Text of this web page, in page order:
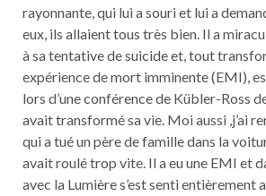
rayonnante, qui lui a souri et lui a
eux, ils allaient tous très bien. Il a
à sa tentative de suicide et, tout
expérience de mort imminente (EMI),
lors d’une conférence de Kübler-Ross
avait transformé sa vie. Moi aussi ,j’ai
qui a tué un père de famille dans la
avait roulé trop vite. Il a eu une EMI et
avec la Lumière s’est senti entièrement